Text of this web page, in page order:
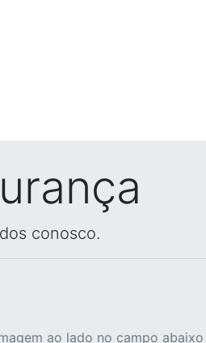
conosco.
ao lado no campo abaixo